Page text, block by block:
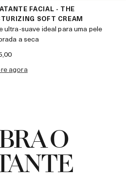
FACIAL - THE
SOFT CREAM
ultra-suave ideal para uma pele
a seca
agora
O